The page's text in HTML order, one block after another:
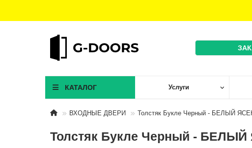
КАТАЛОГ Услуги
ВХОДНЫЕ ДВЕРИ Толстяк Букле Черный - БЕЛЫЙ
Толстяк Букле Черный -